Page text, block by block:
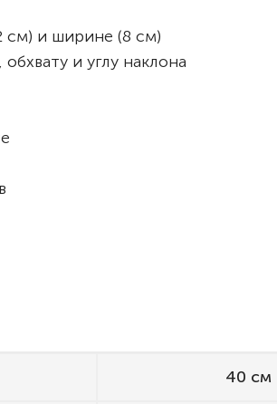
см) и ширине (8 см)
и углу наклона
40 см